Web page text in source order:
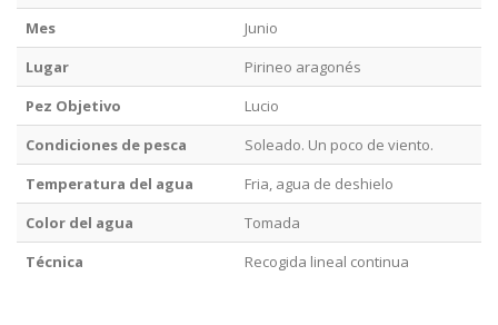
Mes
Junio
Lugar
Pirineo aragonés
Pez Objetivo
Lucio
Condiciones de pesca
Soleado. Un poco de viento.
Temperatura del agua
Fria, agua de deshielo
Color del agua
Tomada
Técnica
Recogida lineal continua